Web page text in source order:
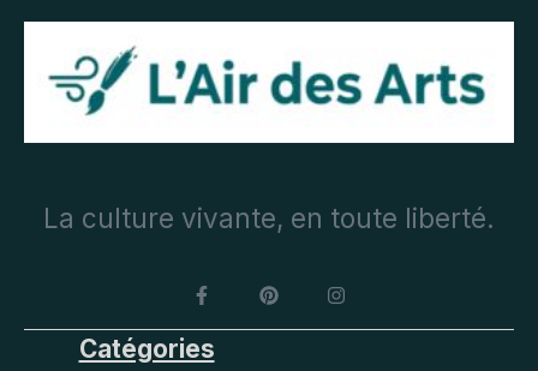
La culture vivante, en toute liberté.
Catégories